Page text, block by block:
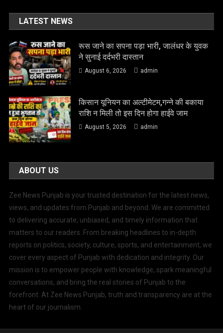
LATEST NEWS
रूस जाने का सपना पड़ा भारी, जालंधर के युवक
ने सुनाई दर्दभरी दास्तान
August 6, 2026 admin
किसान यूनियन का अल्टीमेटम,गन्ने की बकाया
राशि न मिली तो इस दिन होगा हाईवे जाम
August 5, 2026 admin
ABOUT US
Zee News Punjab is your trusted destination for the latest news,
views, and updates from Punjab and beyond. We are committed
to delivering accurate, unbiased, and timely information that
matters to our readers. From breaking headlines to in-depth
reports on politics, society, culture, sports, and entertainment, we
cover every aspect of Punjab with dedication and integrity. Our
mission is to empower people with knowledge, spark meaningful
conversations, and bring the real stories of Punjab to the
forefront. At Zee News Punjab, truth and transparency are at the
heart of our journalism.